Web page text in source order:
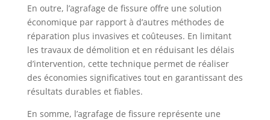
En outre, l’agrafage de fissure offre une solution
économique par rapport à d’autres méthodes de
réparation plus invasives et coûteuses. En limitant
les travaux de démolition et en réduisant les délais
d’intervention, cette technique permet de réaliser
des économies significatives tout en garantissant des
résultats durables et fiables.
En somme, l’agrafage de fissure représente une